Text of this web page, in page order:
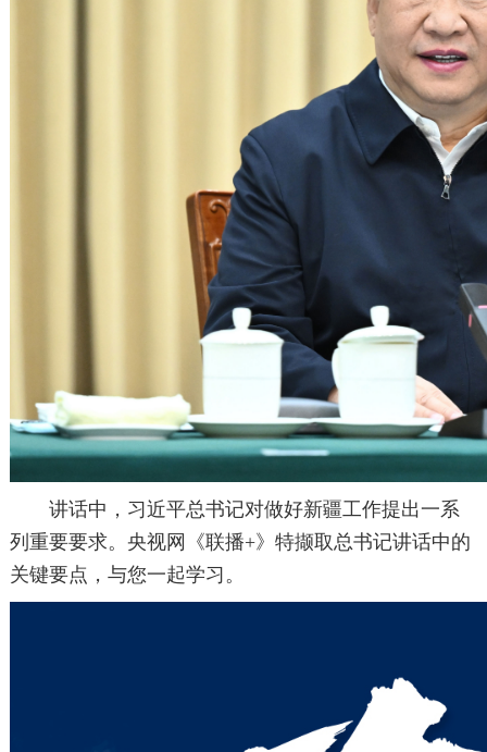
讲话中，习近平总书记对做好新疆工作提出一系
列重要要求。央视网《联播+》特撷取总书记讲话中的
关键要点，与您一起学习。